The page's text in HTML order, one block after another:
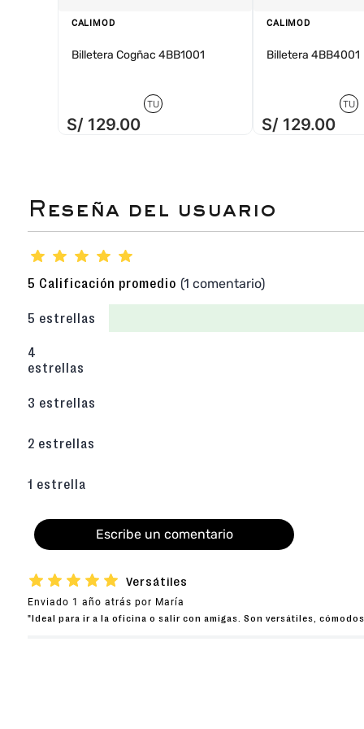
CALIMOD
Billetera Cogñac 4BB1001
TU
S/ 129.00
CALIMOD
Billetera 4BB4001
TU
S/ 129.00
★ ★ ★ ★ ★
5 Calificación promedio (1 comentario)
5 estrellas
4
estrellas
3 estrellas
2 estrellas
1 estrella
Escribe un comentario
Agregar comentario
★ ★ ★ ★ ★ Versátiles
Enviado 1 año atrás por María
"Ideal para ir a la oficina o salir con amigas. Son versátiles,